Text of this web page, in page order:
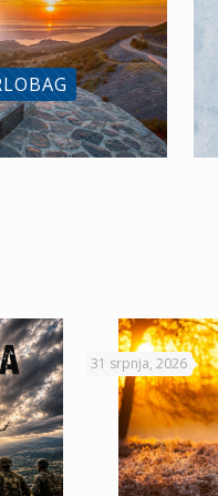
31 srpnja, 2026